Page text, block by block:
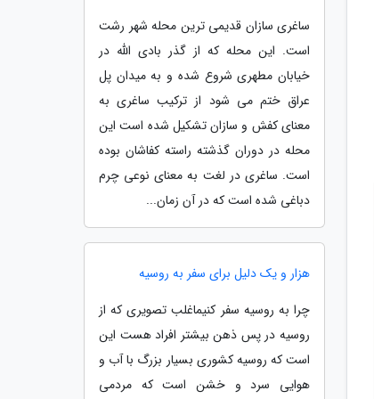
ساغری سازان قدیمی ترین محله شهر رشت
است. این محله که از گذر بادی الله در
خیابان مطهری شروع شده و به میدان پل
عراق ختم می شود از ترکیب ساغری به
معنای کفش و سازان تشکیل شده است این
محله در دوران گذشته راسته کفاشان بوده
است. ساغری در لغت به معنای نوعی چرم
دباغی شده است که در آن زمان...
هزار و یک دلیل برای سفر به روسیه
چرا به روسیه سفر کنیماغلب تصویری که از
روسیه در پس ذهن بیشتر افراد هست این
است که روسیه کشوری بسیار بزرگ با آب و
هوایی سرد و خشن است که مردمی